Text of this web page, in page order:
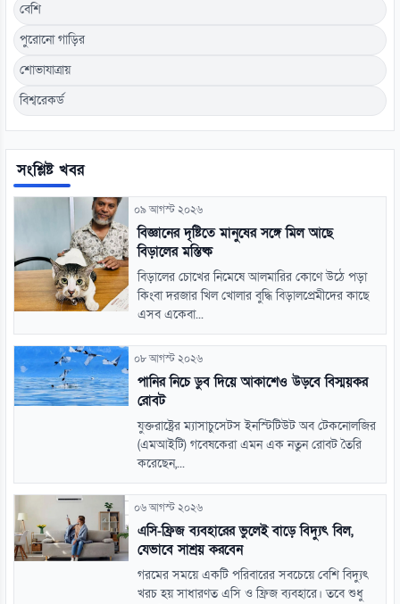
বেশি
পুরোনো গাড়ির
শোভাযাত্রায়
বিশ্বরেকর্ড
সংশ্লিষ্ট খবর
০৯ আগস্ট ২০২৬
বিজ্ঞানের দৃষ্টিতে মানুষের সঙ্গে মিল আছে
বিড়ালের মস্তিষ্ক
বিড়ালের চোখের নিমেষে আলমারির কোণে উঠে পড়া
কিংবা দরজার খিল খোলার বুদ্ধি বিড়ালপ্রেমীদের কাছে
এসব একেবা...
০৮ আগস্ট ২০২৬
পানির নিচে ডুব দিয়ে আকাশেও উড়বে বিস্ময়কর
রোবট
যুক্তরাষ্ট্রের ম্যাসাচুসেটস ইনস্টিটিউট অব টেকনোলজির
(এমআইটি) গবেষকেরা এমন এক নতুন রোবট তৈরি
করেছেন,...
০৬ আগস্ট ২০২৬
এসি-ফ্রিজ ব্যবহারের ভুলেই বাড়ে বিদ্যুৎ বিল,
যেভাবে সাশ্রয় করবেন
গরমের সময়ে একটি পরিবারের সবচেয়ে বেশি বিদ্যুৎ
খরচ হয় সাধারণত এসি ও ফ্রিজ ব্যবহারে। তবে শুধু